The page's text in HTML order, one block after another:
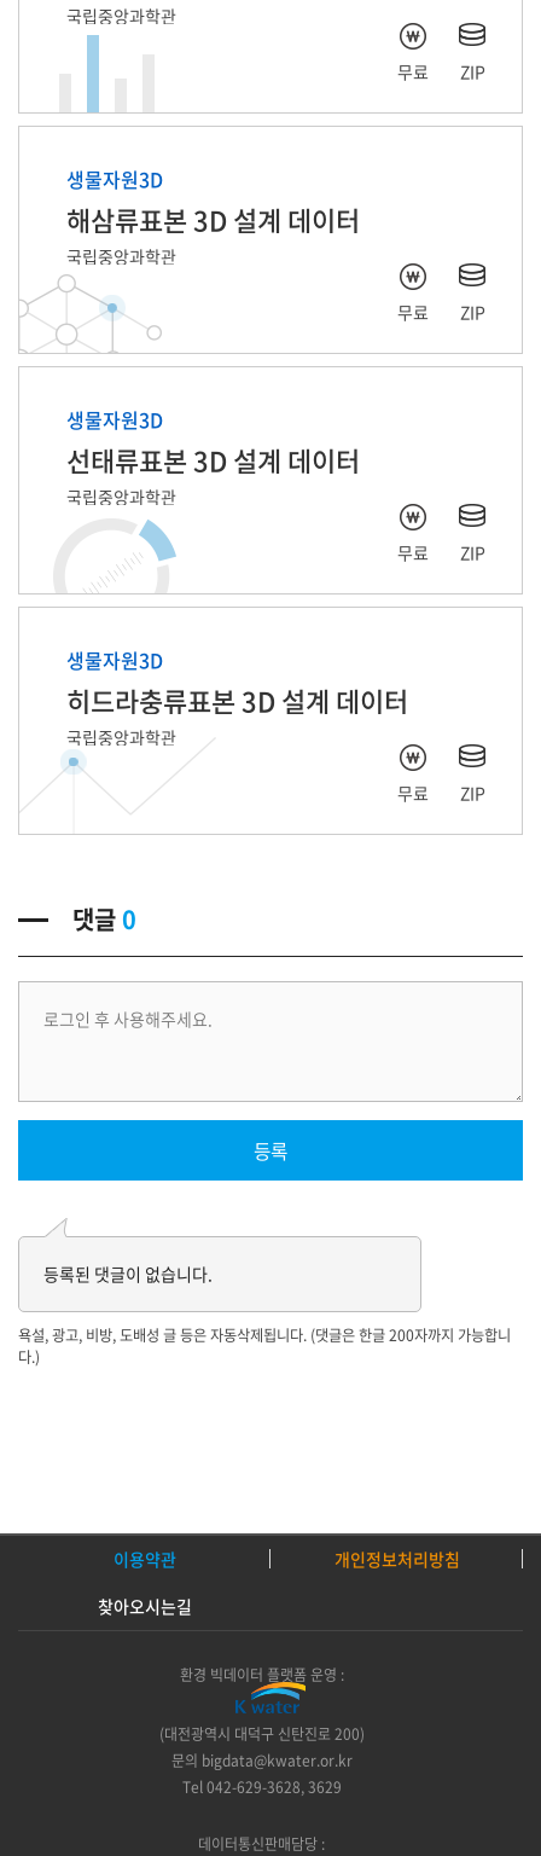
국립중앙과학관
무료 ZIP
생물자원3D
해삼류표본 3D 설계 데이터
국립중앙과학관
무료 ZIP
생물자원3D
선태류표본 3D 설계 데이터
국립중앙과학관
무료 ZIP
생물자원3D
히드라충류표본 3D 설계 데이터
국립중앙과학관
무료 ZIP
이용약관
개인정보처리방침
찾아오시는길
환경 빅데이터 플랫폼 운영 :
(대전광역시 대덕구 신탄진로 200)
문의 bigdata@kwater.or.kr
Tel 042-629-3628, 3629
데이터통신판매담당 :